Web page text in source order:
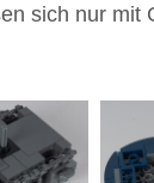
sich nur mit